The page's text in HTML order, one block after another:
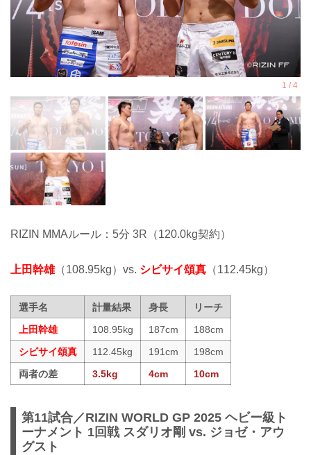
RIZIN MMAルール：5分 3R（120.0kg契約）
上田幹雄（108.95kg）vs. シビサイ頌真 （112.45kg）
選手名 計量結果 身長
リーチ
上田幹雄
108.95kg 187cm
188cm
シビサイ頌真
112.45kg 191cm
198cm
両者の差
3.5kg 4cm 10cm
第11試合／RIZIN WORLD GP 2025 ヘビー級ト
ーナメント 1回戦 スダリオ剛 vs. ジョゼ・アウ
グスト